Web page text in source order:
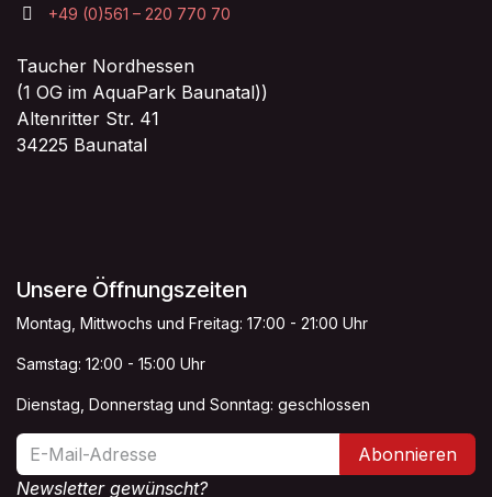
+49 (0)561 – 220 770 70
Taucher Nordhessen
(1 OG im AquaPark Baunatal))
Altenritter Str. 41
34225 Baunatal
Unsere Öffnungszeiten
Montag, Mittwochs und Freitag: 17:00 - 21:00 Uhr
Samstag: 12:00 - 15:00 Uhr
Dienstag, Donnerstag und Sonntag: geschlossen
Abonnieren
Newsletter gewünscht?